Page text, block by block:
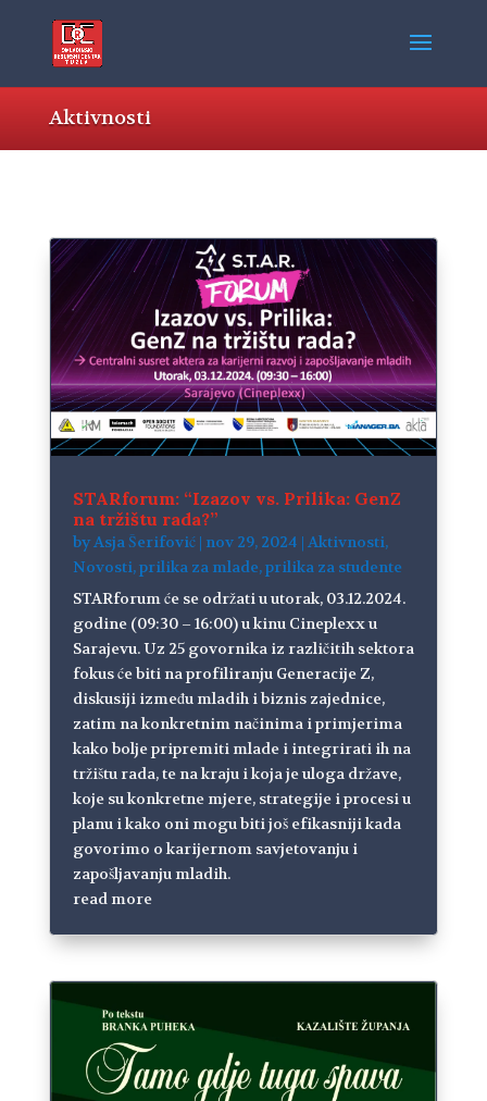
Aktivnosti
STARforum: “Izazov vs. Prilika: GenZ
na tržištu rada?”
byAsja Šerifović| nov 29, 2024 | Aktivnosti,
Novosti,prilika za mlade,prilika za studente
STARforum će se održati u utorak, 03.12.2024.
godine (09:30 – 16:00) u kinu Cineplexx u
Sarajevu. Uz 25 govornika iz različitih sektora
fokus će biti na profiliranju Generacije Z,
diskusiji između mladih i biznis zajednice,
zatim na konkretnim načinima i primjerima
kako bolje pripremiti mlade i integrirati ih na
tržištu rada, te na kraju i koja je uloga države,
koje su konkretne mjere, strategije i procesi u
planu i kako oni mogu biti još efikasniji kada
govorimo o karijernom savjetovanju i
zapošljavanju mladih.
read more